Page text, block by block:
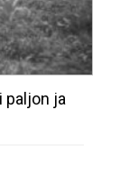
paljon ja